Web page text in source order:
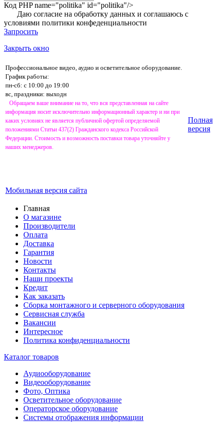
Код PHPname="politika" id="politika"/>
Даю согласие на обработку данных и соглашаюсь с
условиями политики конфеденциальности
Запросить
Закрыть окно
Профессиональное видео, аудио и осветительное оборудование.
График работы:
пн-сб: с 10:00 до 19:00
вс, праздники: выходн
Обращаем ваше внимание на то, что вся представленная на сайте
информация носит исключительно информационный характер и ни при
каких условиях не является публичной офертой определяемой
положениями Статьи 437(2) Гражданского кодекса Российской
Федерации. Стоимость и возможность поставки товара уточняйте у
наших менеджеров.
Мобильная версия сайта
Полная
версия
Главная
О магазине
Производители
Оплата
Доставка
Гарантия
Новости
Контакты
Наши проекты
Кредит
Как заказать
Сборка монтажного и серверного оборудования
Сервисная служба
Вакансии
Интересное
Политика конфиденциальности
Каталог товаров
Аудиооборудование
Видеооборудование
Фото, Оптика
Осветительное оборудование
Операторское оборудование
Системы отображения информации